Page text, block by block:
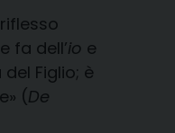
fa dell’io e
del Figlio; è
(De